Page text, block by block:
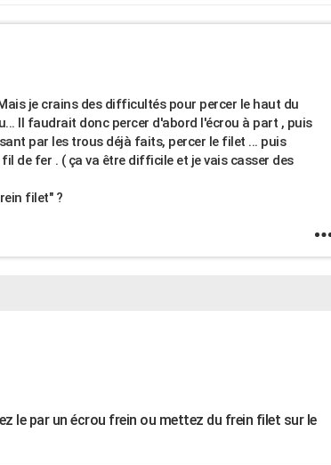
je crains des difficultés pour percer le haut du
Il faudrait donc percer d'abord l'écrou à part , puis
par les trous déjà faits, percer le filet ... puis
de fer . ( ça va être difficile et je vais casser des
filet" ?
le par un écrou frein ou mettez du frein filet sur le